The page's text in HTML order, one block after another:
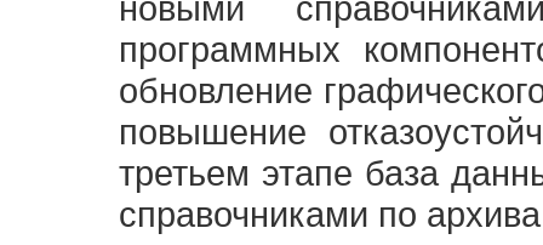
новыми
программных
обновление
повышение
третьем этапе база
справочниками по